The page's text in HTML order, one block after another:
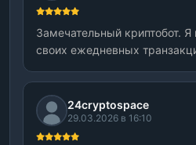
Замечательный криптобот. Я
своих ежедневных
24cryptospace
29.03.2026 в 16:10